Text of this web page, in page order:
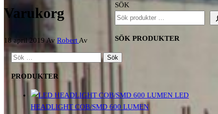
Varukorg
18 april 2019Av Robert Av
Din varukorg är för närvarande tom.
Gå tillbaka till butiken
SÖK
SÖK PRODUKTER
SÖK
PRODUKTER
LED
HEADLIGHT COB/SMD 600 LUMEN